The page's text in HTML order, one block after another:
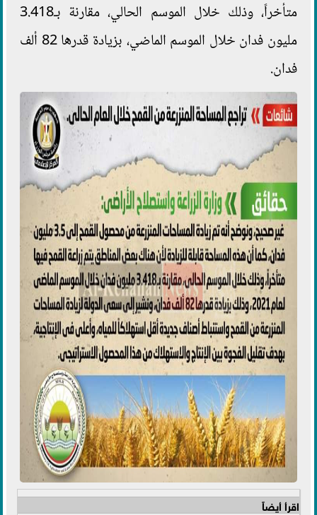
متأخراً، وذلك خلال الموسم الحالي، مقارنة بـ3.418
مليون فدان خلال الموسم الماضي، بزيادة قدرها 82 ألف
فدان.
اقرأ أيضاً